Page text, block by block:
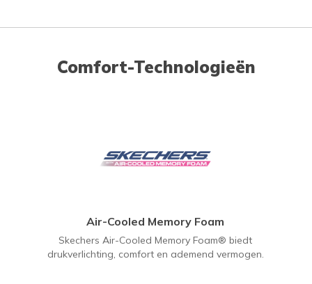
Comfort-Technologieën
Air-Cooled Memory Foam
Skechers Air-Cooled Memory Foam® biedt
drukverlichting, comfort en ademend vermogen.